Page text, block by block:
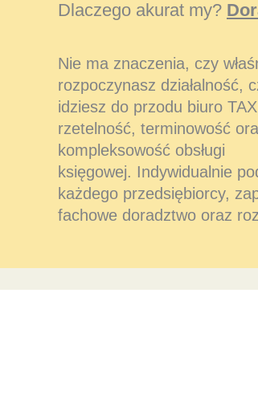
Dlaczego akurat my?
Nie ma znaczenia, czy
rozpoczynasz działalność,
idziesz do przodu biuro
rzetelność, terminowość
kompleksowość obsługi
księgowej. Indywidualnie
każdego przedsiębiorcy,
fachowe doradztwo oraz